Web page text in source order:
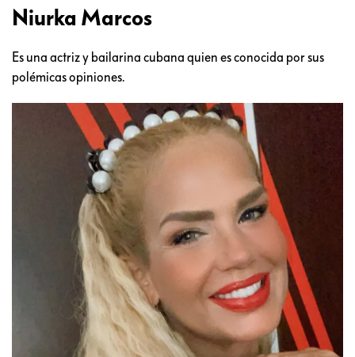
Niurka Marcos
Es una actriz y bailarina cubana quien es conocida por sus
polémicas opiniones.